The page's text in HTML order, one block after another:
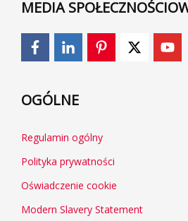
MEDIA
OGÓLNE
Regulamin ogólny
Polityka prywatności
Oświadczenie cookie
Modern Slavery Statement